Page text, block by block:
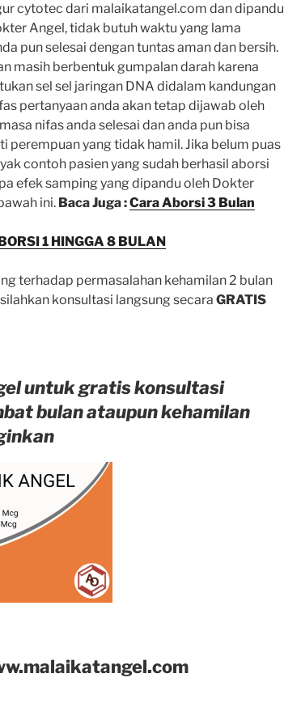
cytotec dari malaikatangel.com dan dipandu
Angel, tidak butuh waktu yang lama
pun selesai dengan tuntas aman dan bersih.
masih berbentuk gumpalan darah karena
sel sel jaringan DNA didalam kandungan
pertanyaan anda akan tetap dijawab oleh
nifas anda selesai dan anda pun bisa
perempuan yang tidak hamil. Jika belum puas
contoh pasien yang sudah berhasil aborsi
efek samping yang dipandu oleh Dokter
ini. Baca Juga :Cara Aborsi 3 Bulan
1 HINGGA 8 BULAN
terhadap permasalahan kehamilan 2 bulan
konsultasi langsung secara GRATIS
untuk gratis konsultasi
bulan ataupun kehamilan